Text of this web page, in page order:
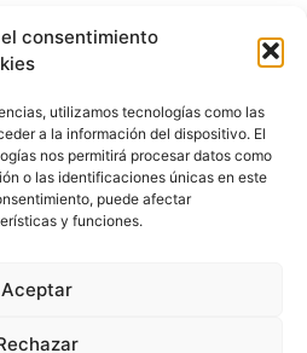
consentimiento
utilizamos tecnologías como las
a la información del dispositivo. El
nos permitirá procesar datos como
o las identificaciones únicas en este
puede afectar
y funciones.
Aceptar
Feria Internacional
al 22 de mayo de 2025,
141/2022 DE 30 DE
inversión de 5.850,00 €.